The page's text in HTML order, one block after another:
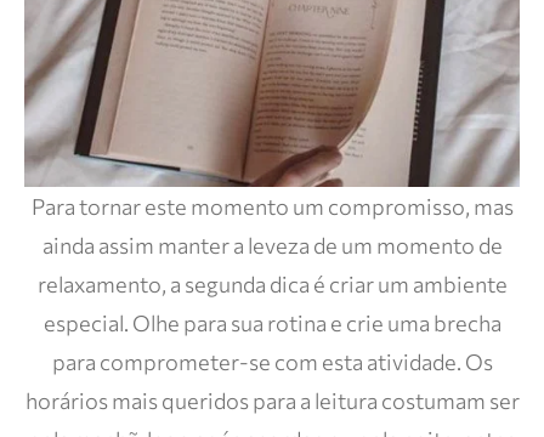
Para tornar este momento um compromisso, mas
ainda assim manter a leveza de um momento de
relaxamento, a segunda dica é criar um ambiente
especial. Olhe para sua rotina e crie uma brecha
para comprometer-se com esta atividade. Os
horários mais queridos para a leitura costumam ser